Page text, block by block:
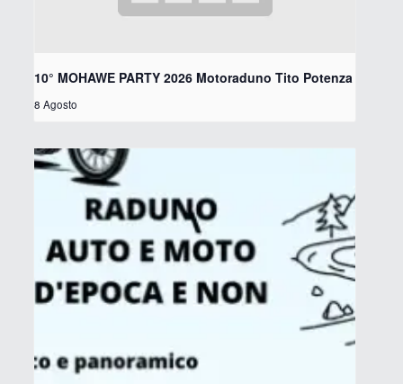
10° MOHAWE PARTY 2026 Motoraduno Tito Potenza
8 Agosto